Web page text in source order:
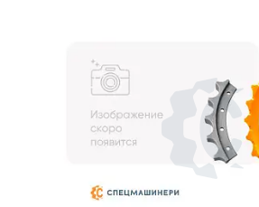
3D тур по производству
3D тур по складам
sksale@skdst.ru